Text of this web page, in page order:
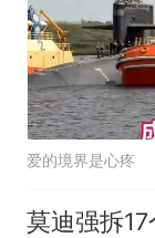
爱的境界是心疼
莫迪强拆